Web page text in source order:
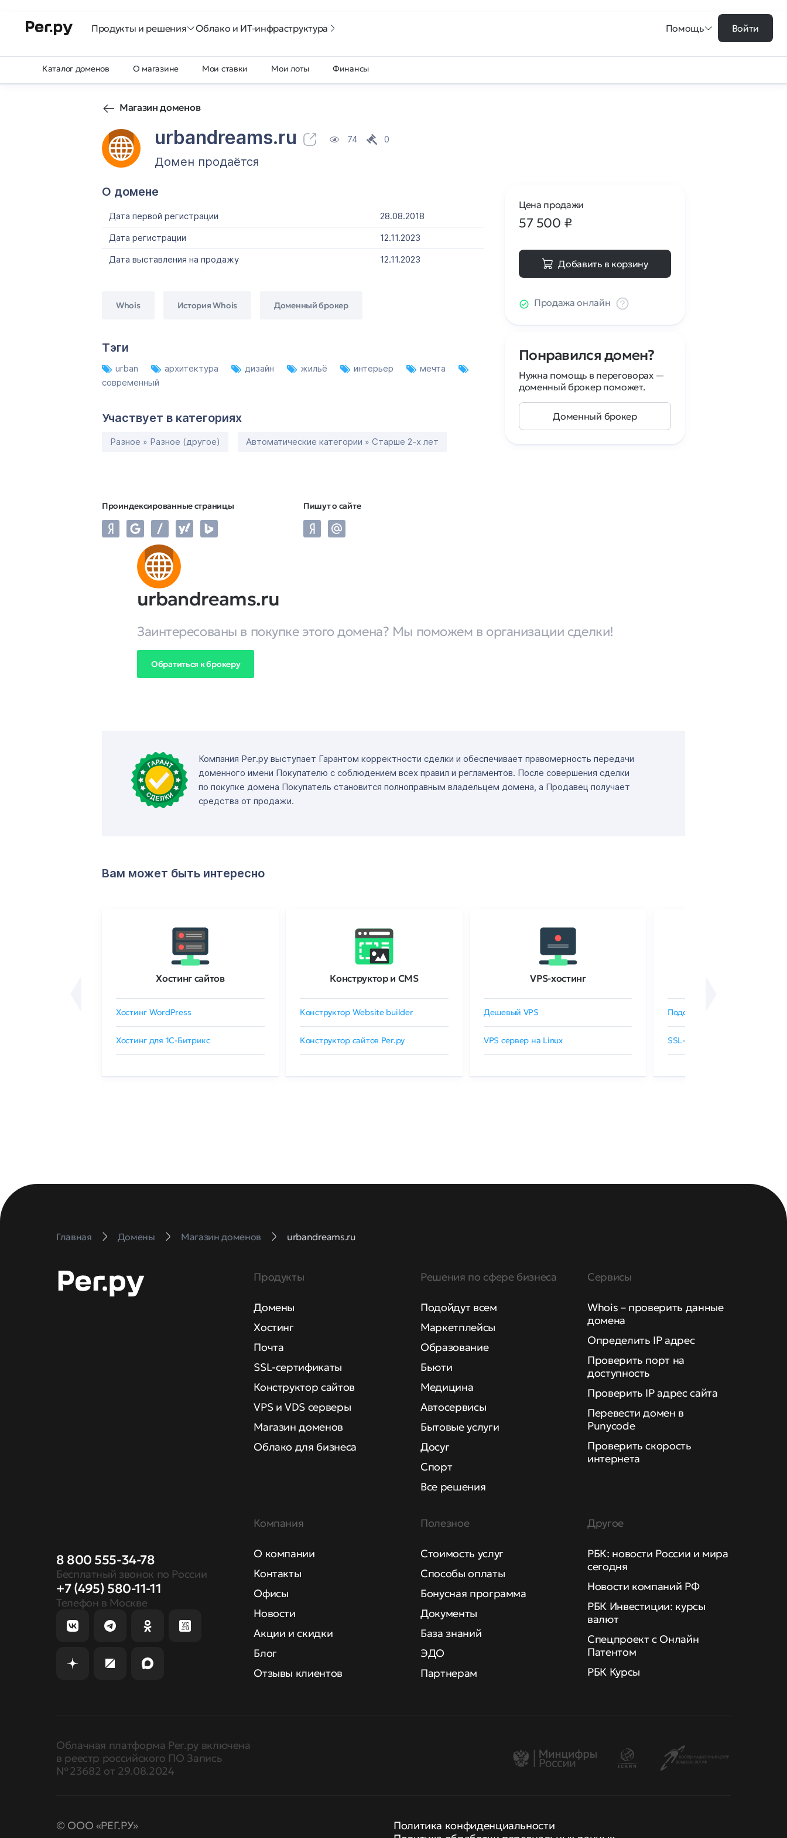
Продукты и решения Облако и ИТ-инфраструктура Помощь Войти
Каталог доменов О магазине Мои ставки Мои лоты Финансы
Магазин доменов
urbandreams.ru 74 0
Домен продаётся
О домене
Дата первой регистрации
28.08.2018
Дата регистрации
12.11.2023
Дата выставления на продажу
12.11.2023
Whois История Whois Доменный брокер
Тэги
urban архитектура дизайн жильё интерьер
мечта
современный
Участвует в категориях
Разное » Разное (другое) Автоматические категории » Старше 2-х лет
Проиндексированные страницы Пишут о сайте
Цена продажи
57 500 ₽
Добавить в корзину
Продажа онлайн
Понравился домен?
Нужна помощь в переговорах —
доменный брокер поможет.
Доменный брокер
urbandreams.ru
Заинтересованы в покупке этого домена? Мы поможем в организации сделки!
Обратиться к брокеру
Компания Рег.ру выступает Гарантом корректности сделки и обеспечивает правомерность передачи
доменного имени Покупателю с соблюдением всех правил и регламентов. После совершения сделки
по покупке домена Покупатель становится полноправным владельцем домена, а Продавец получает
средства от продажи.
Вам может быть интересно
Хостинг сайтов
Хостинг WordPress
Хостинг для 1C-Битрикс
Конструктор и CMS
Конструктор Website builder
Конструктор сайтов Рег.ру
VPS-хостинг
Дешевый VPS
VPS сервер на Linux
Подобрать SSL-сертификат
SSL-сертификаты GlobalSign
Главная Домены Магазин доменов urbandreams.ru
8 800 555-34-78
Бесплатный звонок по России
+7 (495) 580-11-11
Телефон в Москве
Продукты
Домены
Хостинг
Почта
SSL-сертификаты
Конструктор сайтов
VPS и VDS серверы
Магазин доменов
Облако для бизнеса
Решения по сфере бизнеса
Подойдут всем
Маркетплейсы
Образование
Бьюти
Медицина
Автосервисы
Бытовые услуги
Досуг
Спорт
Все решения
Сервисы
Whois – проверить данные
домена
Определить IP адрес
Проверить порт на
доступность
Проверить IP адрес сайта
Перевести домен в
Punycode
Проверить скорость
интернета
Компания
О компании
Контакты
Офисы
Новости
Акции и скидки
Блог
Отзывы клиентов
Полезное
Стоимость услуг
Способы оплаты
Бонусная программа
Документы
База знаний
ЭДО
Партнерам
Другое
РБК: новости России и мира
сегодня
Новости компаний РФ
РБК Инвестиции: курсы
валют
Спецпроект с Онлайн
Патентом
РБК Курсы
Облачная платформа Рег.ру включена
в реестр российского ПО Запись
№ 23682 от 29.08.2024
© ООО «РЕГ.РУ»
Политика конфиденциальности